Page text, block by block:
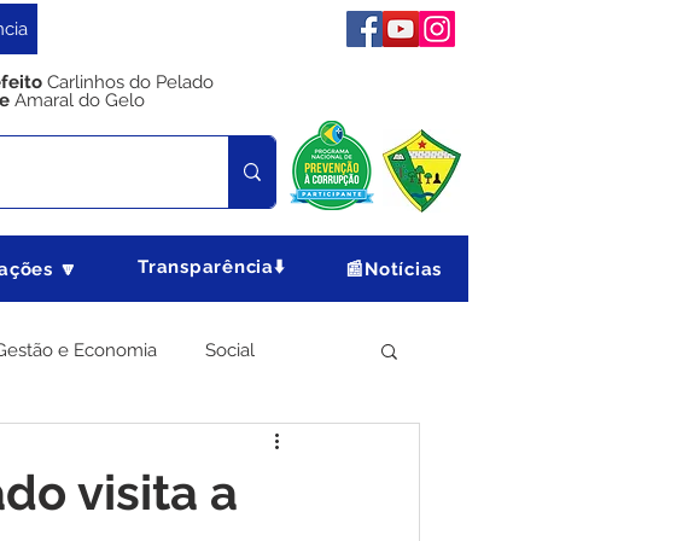
Carlinhos do Pelado
Amaral do Gelo
🔽 Transparência⬇️ 📰Notícias
e Economia Social
Meio Ambiente
visita a